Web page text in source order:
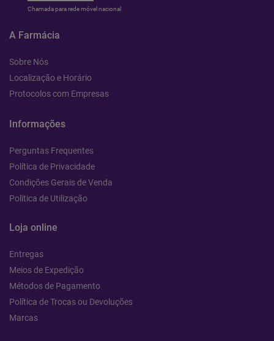
Chamada para rede móvel nacional
A Farmácia
Sobre Nós
Localização e Horário
Protocolos com Empresas
Informações
Perguntas Frequentes
Política de Privacidade
Condições Gerais de Venda
Politica de Utilização
Loja online
Entregas
Meios de Expedição
Métodos de Pagamento
Política de Trocas ou Devoluções
Marcas